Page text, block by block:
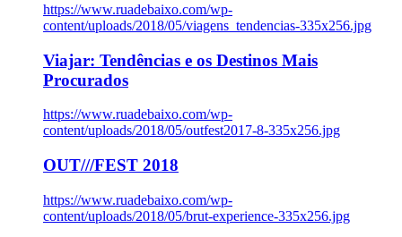
https://www.ruadebaixo.com/wp-
content/uploads/2018/05/viagens_tendencias-335x256.jpg
Viajar: Tendências e os Destinos Mais
Procurados
https://www.ruadebaixo.com/wp-
content/uploads/2018/05/outfest2017-8-335x256.jpg
OUT///FEST 2018
https://www.ruadebaixo.com/wp-
content/uploads/2018/05/brut-experience-335x256.jpg